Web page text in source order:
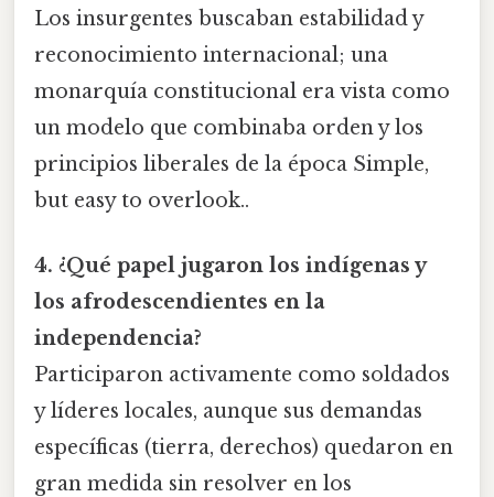
Los insurgentes buscaban estabilidad y
reconocimiento internacional; una
monarquía constitucional era vista como
un modelo que combinaba orden y los
principios liberales de la época Simple,
but easy to overlook..
4. ¿Qué papel jugaron los indígenas y
los afrodescendientes en la
independencia?
Participaron activamente como soldados
y líderes locales, aunque sus demandas
específicas (tierra, derechos) quedaron en
gran medida sin resolver en los